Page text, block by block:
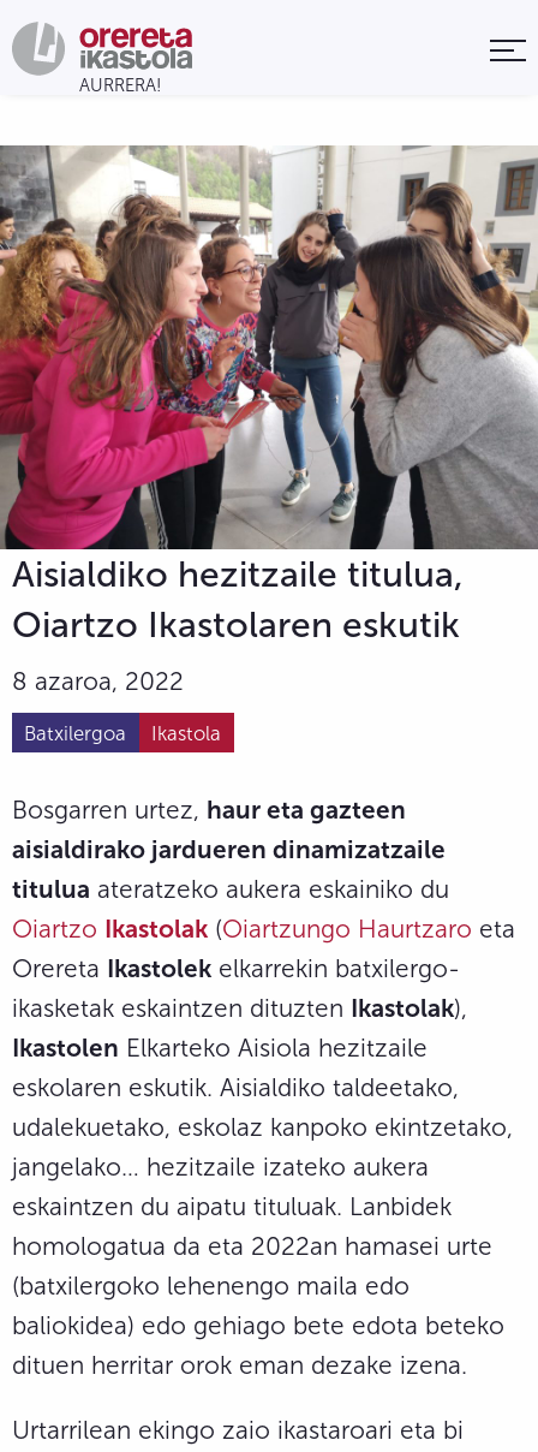
Aisialdiko hezitzaile titulua,
Oiartzo Ikastolaren eskutik
8 azaroa, 2022
Batxilergoa Ikastola
Bosgarren urtez, haur eta gazteen
aisialdirako jardueren dinamizatzaile
titulua ateratzeko aukera eskainiko du
Oiartzo Ikastolak (Oiartzungo Haurtzaro eta
Orereta Ikastolek elkarrekin batxilergo-
ikasketak eskaintzen dituzten Ikastolak),
Ikastolen Elkarteko Aisiola hezitzaile
eskolaren eskutik. Aisialdiko taldeetako,
udalekuetako, eskolaz kanpoko ekintzetako,
jangelako… hezitzaile izateko aukera
eskaintzen du aipatu tituluak. Lanbidek
homologatua da eta 2022an hamasei urte
(batxilergoko lehenengo maila edo
baliokidea) edo gehiago bete edota beteko
dituen herritar orok eman dezake izena.
Urtarrilean ekingo zaio ikastaroari eta bi